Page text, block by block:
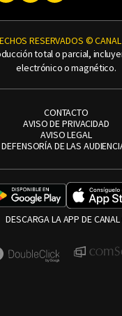
RESERVADOS ©
total o parcial,
electrónico o magnético.
CONTACTO
AVISO DE PRIVACIDAD
AVISO LEGAL
DEFENSORÍA DE LAS
DESCARGA LA APP DE